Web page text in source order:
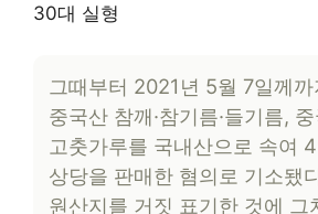
30대 실형
그때부터 2021년 5월 7일께
중국산 참깨·참기름·들기름,
고춧가루를 국내산으로 속여
상당을 판매한 혐의로 기소됐
원산지를 거짓 표기한 것에 그